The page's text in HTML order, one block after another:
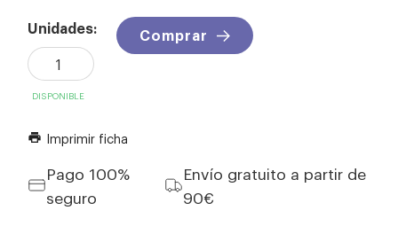
Unidades: Comprar
DISPONIBLE
print Imprimir ficha
Pago 100%
seguro
Envío gratuito a partir de
90€